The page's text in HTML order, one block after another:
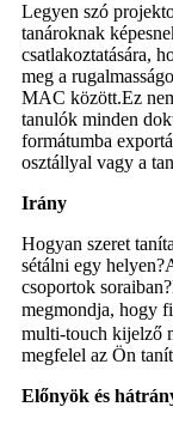
Legyen szó
tanároknak
csatlakoztatására,
meg a
MAC között.Ez
tanulók minden
formátumba
osztállyal vagy a
Irány
Hogyan szeret
sétálni egy
csoportok
megmondja, hogy
multi-touch kijelző
megfelel az Ön
Előnyök és